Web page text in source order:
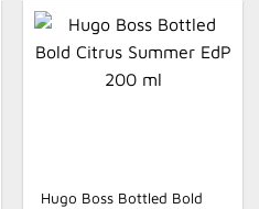
Hugo Boss Bottled Bold